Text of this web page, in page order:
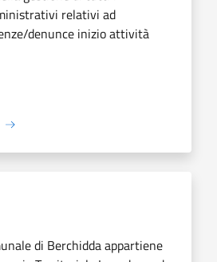
relativi ad
denunce inizio attività
di Berchidda appartiene